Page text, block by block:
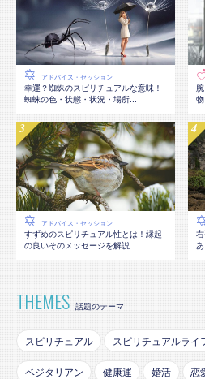
アドバイス・セッション
幸運？蜘蛛のスピリチュアルな意味！
蜘蛛の色・状態・状況・場所...
アドバイス・セッション
すずめのスピリチュアル性とは！縁起
の良いそのメッセージを解説...
THEMES 話題のテーマ
スピリチュアル スピリチュアルライ
ベジタリアン 健康運 婚活 恋